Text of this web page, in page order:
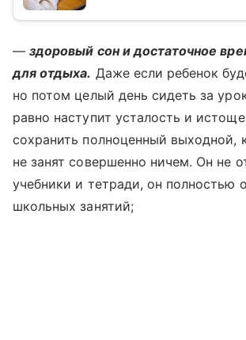
—здоровый сон и достаточное
для отдыха. Даже если ребенок
но потом целый день сидеть за
равно наступит усталость и
сохранить полноценный выходной,
не занят совершенно ничем. Он не
учебники и тетради, он полностью
школьных занятий;